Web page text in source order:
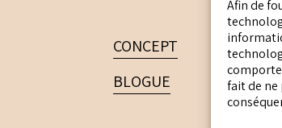
Afin de
fait de ne
CONCEPT
BLOGUE